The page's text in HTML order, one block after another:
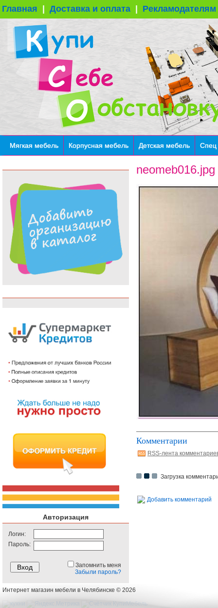
Главная Доставка и оплата Рекламодателям
Мягкая мебель Корпусная мебель Детская мебель Спец
Авторизация
Логин:
Пароль:
Запомнить меня
Забыли пароль?
neomeb016.jpg
Комментарии
RSS-лента
Загрузка
Добавить комментарий
Интернет магазин мебели в Челябинске © 2026